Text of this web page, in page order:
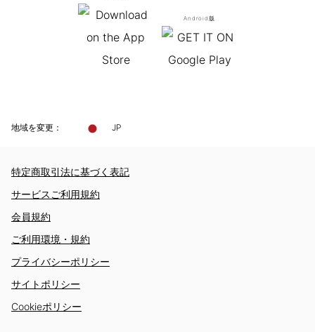
Android版
地域を変更： JP
特定商取引法に基づく表記
サービスご利用規約
会員規約
ご利用環境・規約
プライバシーポリシー
サイトポリシー
Cookieポリシー